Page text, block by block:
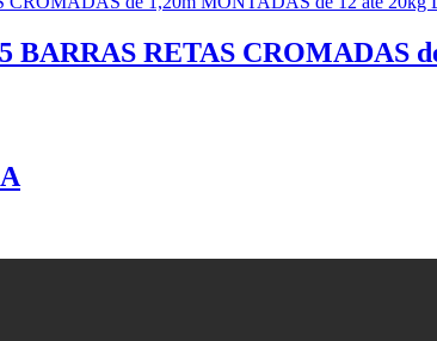
BARRAS RETAS CROMADAS